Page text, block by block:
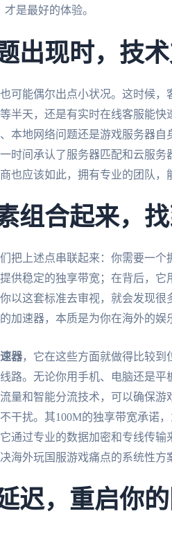
才是最好的体验。
出现时，技
可能偶尔出点小状况。这时候
半天，还是有实时在线客服能
本地网络问题还是游戏服务器
时间承认了服务器匹配和云服
也应该如此，拥有专业的团队
组合起来，
把上述点串联起来：你需要一
供稳定的独享带宽；在背后，
以这套标准去审视，就会发现
加速器，本质是为你在海外的
器，它在这些方面就做得比较到
路。无论你用手机、电脑还是
量和智能分流技术，可以确保
干扰。其100M的独享带宽承诺
通过专业的数据加密和专线传
海外玩国服游戏痛点的系统性方
迟，重启你